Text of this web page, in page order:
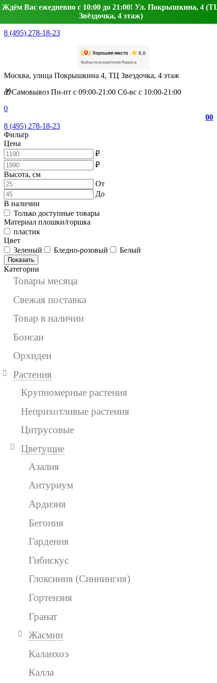
Ждём Вас ежедневно с 10:00 до 21:00! Ул. Покрышкина, 4
Звёздочка, 4 этаж)
8 (495) 278-18-23
Москва, улица Покрышкина 4, ТЦ Звездочка, 4 этаж
🎁Самовывоз Пн-пт с 09:00-21:00 Сб-вс с 10:00-21:00
0
00
8 (495) 278-18-23
Фильтр
Цена
₽
₽
Высота, см
От
До
В наличии
Только доступные товары
Материал плошки/горшка
пластик
Цвет
Зеленый
Бледно-розовый Белый
Показать
Категории
Товары месяца
Свежая поставка
Товар в наличии
Бонсаи
Орхидеи
Растения
Крупномерные растения
Неприхотливые растения
Цитрусовые
Цветущие
Азалия
Антуриум
Ардизия
Бегония
Гардения
Гибискус
Глоксиния (Синнингия)
Гортензия
Гранат
Жасмин
Каланхоэ
Калла